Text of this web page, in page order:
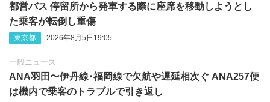
都営バス 停留所から発車する際に座席を移動しようとし
た乗客が転倒し重傷
東京都 2026年8月5日19:05
一般ニュース
ANA羽田〜伊丹線･福岡線で欠航や遅延相次ぐ ANA257便
は機内で乗客のトラブルで引き返し